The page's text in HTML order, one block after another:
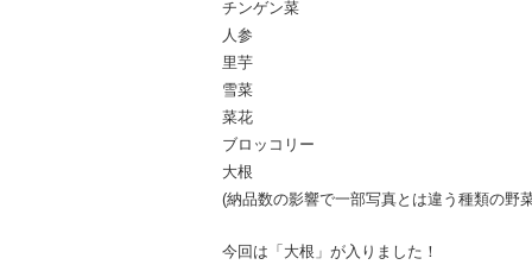
チンゲン菜
人参
里芋
雪菜
菜花
ブロッコリー
大根
(納品数の影響で一部写真とは違う種類の野
今回は「大根」が入りました！